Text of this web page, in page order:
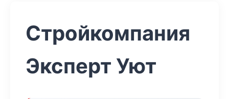
Стройкомпания
Эксперт Уют